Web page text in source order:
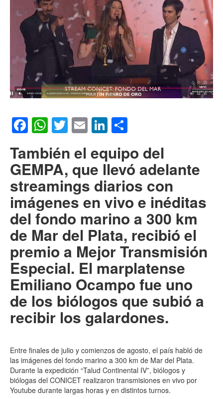
Facebook
WhatsApp
Twitter
EmailLinkedIn
También el equipo del
GEMPA, que llevó adelante
streamings diarios con
imágenes en vivo e inéditas
del fondo marino a 300 km
de Mar del Plata, recibió el
premio a Mejor Transmisión
Especial. El marplatense
Emiliano Ocampo fue uno
de los biólogos que subió a
recibir los galardones.
Entre finales de julio y comienzos de agosto, el país habló de
las imágenes del fondo marino a 300 km de Mar del Plata.
Durante la expedición “Talud Continental IV”, biólogos y
biólogas del CONICET realizaron transmisiones en vivo por
Youtube durante largas horas y en distintos turnos.